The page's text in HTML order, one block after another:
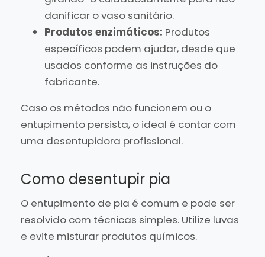
danificar o vaso sanitário.
Produtos enzimáticos: Produtos
específicos podem ajudar, desde que
usados conforme as instruções do
fabricante.
Caso os métodos não funcionem ou o
entupimento persista, o ideal é contar com
uma desentupidora profissional.
Como desentupir pia
O entupimento de pia é comum e pode ser
resolvido com técnicas simples. Utilize luvas
e evite misturar produtos químicos.